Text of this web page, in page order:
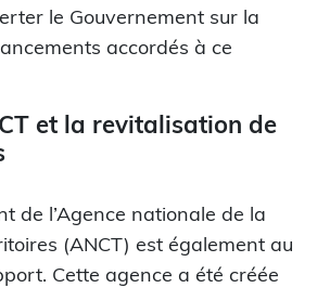
le Gouvernement sur la
accordés à ce
et la revitalisation de
de l’Agence nationale de la
(ANCT) est également au
Cette agence a été créée